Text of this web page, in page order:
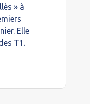
» à
Elle
T1.